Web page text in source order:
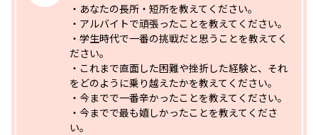
・あなたの長所・短所を教えてください。
・アルバイトで頑張ったことを教えてください。
・学生時代で一番の挑戦だと思うことを教えてく
ださい。
・これまで直面した困難や挫折した経験と、それ
をどのように乗り越えたかを教えてください。
・今までで一番辛かったことを教えてください。
・今までで最も嬉しかったことを教えてくださ
い。